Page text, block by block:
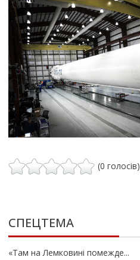
(0 голосів)
СПЕЦТЕМА
«Там на Лемковині помежде...